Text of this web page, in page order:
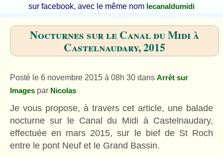
sur facebook, avec le même nom lecanaldumidi
Nocturnes sur le Canal du Midi à
Castelnaudary, 2015
Posté le 6 novembre 2015 à 08h 30 dans Arrêt sur
Images par Nicolas
Je vous propose, à travers cet article, une balade
nocturne sur le Canal du Midi à Castelnaudary,
effectuée en mars 2015, sur le bief de St Roch
entre le pont Neuf et le Grand Bassin.